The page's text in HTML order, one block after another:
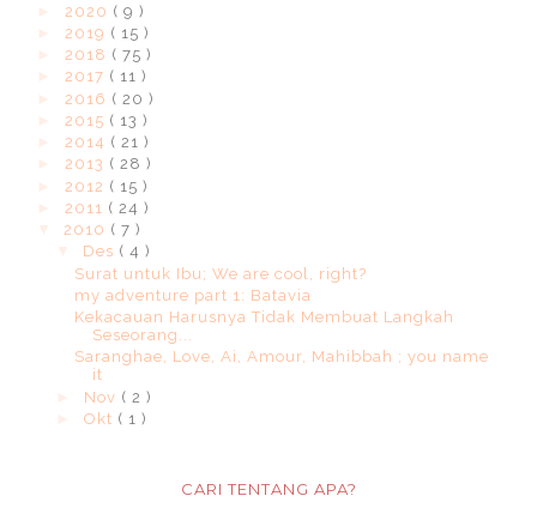
2020 ( 9 )
2019 ( 15 )
2018 ( 75 )
2017 ( 11 )
2016 ( 20 )
2015 ( 13 )
2014 ( 21 )
2013 ( 28 )
2012 ( 15 )
2011 ( 24 )
2010 ( 7 )
Des ( 4 )
Surat untuk Ibu; We are cool, right?
my adventure part 1: Batavia
Kekacauan Harusnya Tidak Membuat Langkah
Seseorang...
Saranghae, Love, Ai, Amour, Mahibbah ; you name
it
Nov ( 2 )
Okt ( 1 )
CARI TENTANG APA?